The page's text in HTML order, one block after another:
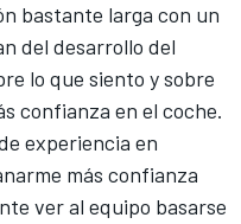
bastante larga con un
del desarrollo del
lo que siento y sobre
confianza en el coche.
experiencia en
más confianza
ver al equipo basarse